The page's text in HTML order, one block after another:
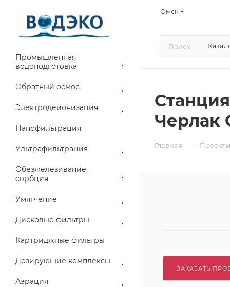
Омск
Промышленная
водоподготовка
Обратный осмос
Электродеионизация
Нанофильтрация
Ультрафильтрация
Обезжелезивание,
сорбция
Умягчение
Дисковые фильтры
Картриджные фильтры
Дозирующие комплексы
Аэрация
Черлак
Главная — Проекты
ЗАКАЗАТЬ